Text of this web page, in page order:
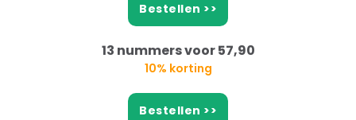
Bestellen >>
13 nummers voor 57,90
10% korting
Bestellen >>